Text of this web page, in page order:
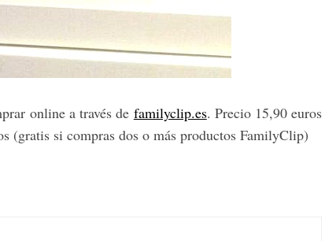
online a través de familyclip.es. Precio 15,90 euros
(gratis si compras dos o más productos FamilyClip)